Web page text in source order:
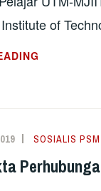
of
RAKYAT
SOSIALIS PSM